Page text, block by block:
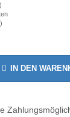
IN DEN